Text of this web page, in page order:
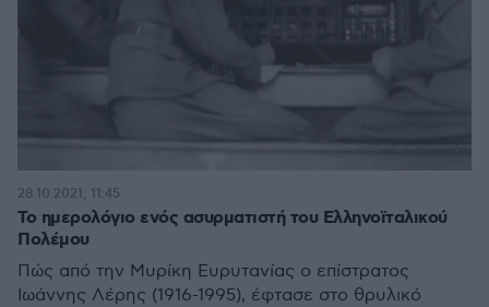
Το ημερολόγιο ενός ασυρματιστή του Ελληνοϊταλικού
Πολέμου
Πώς από την Μυρίκη Ευρυτανίας ο επίστρατος
Ιωάννης Λέρης (1916-1995), έφτασε στο θρυλικό
28.10.2021, 11:45